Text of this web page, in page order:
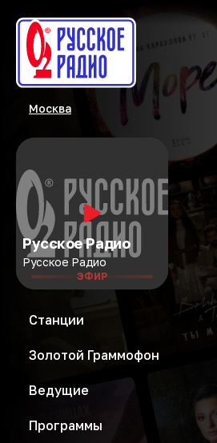
Москва
Русское Радио
Русское Радио
ЭФИР
Станции
Золотой Граммофон
Ведущие
Программы